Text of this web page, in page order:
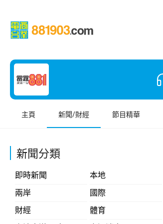
主頁 新聞/財經 節目精華
新聞分類
即時新聞
本地
兩岸
國際
財經
體育